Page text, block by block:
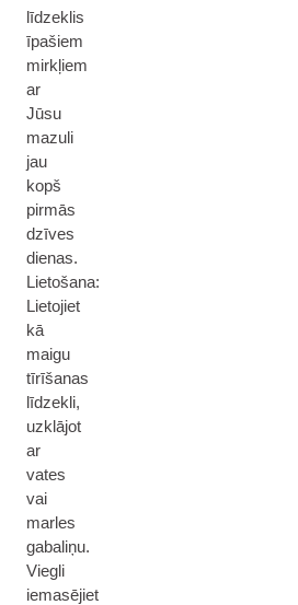
līdzeklis
īpašiem
mirkļiem
ar
Jūsu
mazuli
jau
kopš
pirmās
dzīves
dienas.
Lietošana:
Lietojiet
kā
maigu
tīrīšanas
līdzekli,
uzklājot
ar
vates
vai
marles
gabaliņu.
Viegli
iemasējiet